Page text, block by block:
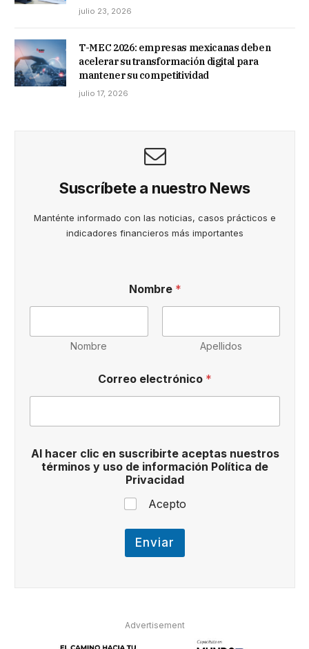
julio 23, 2026
T-MEC 2026: empresas mexicanas deben
acelerar su transformación digital para
mantener su competitividad
julio 17, 2026
Suscríbete a nuestro News
Manténte informado con las noticias, casos prácticos e
indicadores financieros más importantes
Nombre *
Nombre Apellidos
u
s
b
i
r
t
e
t
é
r
o
Correo electrónico *
Al hacer clic en suscribirte aceptas nuestros
términos y uso de información Política de
Privacidad
Acepto
Enviar
Advertisement